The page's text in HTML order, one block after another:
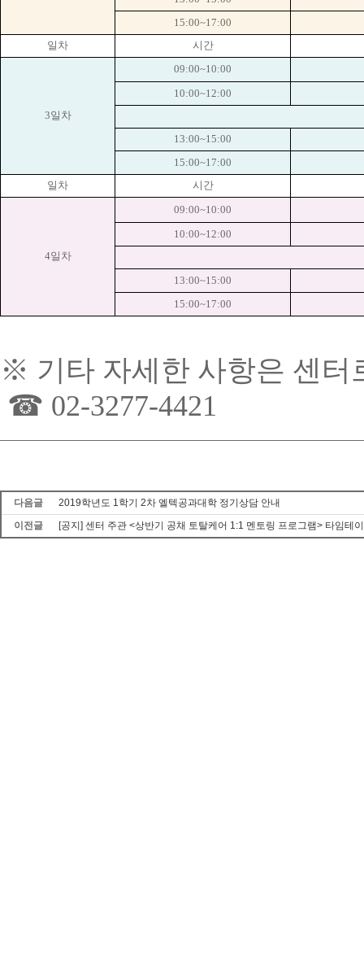
15:00~17:00
일차
시간
3일차
09:00~10:00
10:00~12:00
13:00~15:00
15:00~17:00
일차
시간
4일차
09:00~10:00
10:00~12:00
13:00~15:00
15:00~17:00
※ 기타 자세한 사항은 센터
☎ 02-3277-4421
다음글
2019학년도 1학기 2차 엘텍공과대학 정기상담 안내
이전글
[공지] 센터 주관 <상반기 공채 토탈케어 1:1 멘토링 프로그램> 타임테